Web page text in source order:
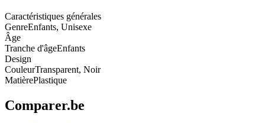
Caractéristiques générales
GenreEnfants, Unisexe
Âge
Tranche d'âgeEnfants
Design
CouleurTransparent, Noir
MatièrePlastique
Comparer.be